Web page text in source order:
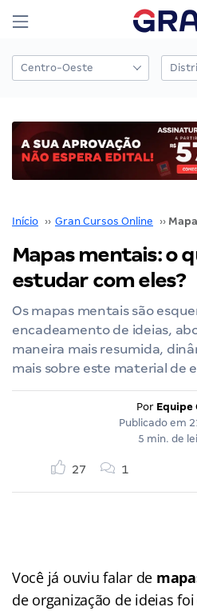
Início ›› Gran Cursos Online ››
Mapas mentais: o
estudar com eles?
Os mapas mentais são
encadeamento de ideias,
maneira mais resumida,
mais sobre este material de
Por Equipe
Publicado em
5 min. de
27 1
Você já ouviu falar de
de organização de ideias